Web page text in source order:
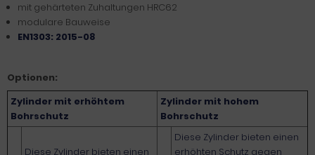
mit gehärteten Zuhaltungen HRC62
modulare Bauweise
EN1303: 2015-08
Optionen:
Zylinder mit erhöhtem
Bohrschutz
Zylinder mit hohem
Bohrschutz
Diese Zylinder bieten einen
Diese Zylinder bieten einen
erhöhten Schutz gegen